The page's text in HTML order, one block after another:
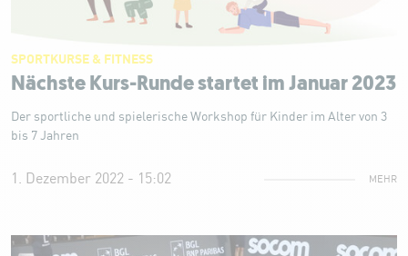
Nächste Kurs-Runde startet im Januar 2023
SPORTKURSE & FITNESS
Der sportliche und spielerische Workshop für Kinder im Alter von 3
bis 7 Jahren
1. Dezember 2022 - 15:02 MEHR